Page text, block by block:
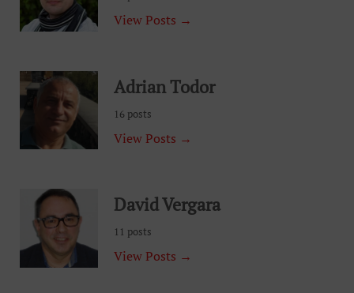
View Posts →
Adrian Todor
16 posts
View Posts →
David Vergara
11 posts
View Posts →